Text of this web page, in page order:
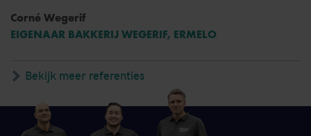
Corné Wegerif
EIGENAAR BAKKERIJ WEGERIF, ERMELO
Bekijk meer referenties